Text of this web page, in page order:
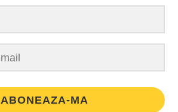
ABONEAZA-MA